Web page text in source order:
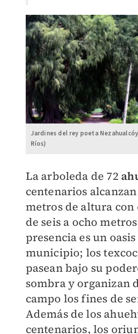
Jardines del rey poeta
Ríos)
La arboleda de 72
centenarios
metros de altura
de seis a ocho
presencia es un
municipio; los
pasean bajo su
sombra y organizan
campo los fines de
Además de los
centenarios, los